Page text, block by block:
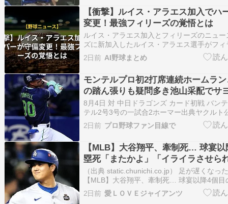
【衝撃】ルイス・アラエス加入でハ
変更！最強フィリーズの覚悟とは
ルイス・アラエス加入とフィリーズのニュ
ズに新加入したルイス・アラエス選手がフ
のデビューを果たし、プレーオフ進出を目
として戦う喜びを語りました。 今回のトレ
いた…
2日前 AI野球まとめ
モンテルプロ初2打席連続ホームラ
の踏ん張りも疑問多き池山采配でサ
8月4日 対 中日ドラゴンズ カード初戦 バン
テル2号3号の一試合2ホーマー出典ヤクルト
2026/08/04 疑問多き池山采配で勝ち試合を
それなりに頑張りましたが、ベンチが足を
2日前 プロ野球ファン目線で
【MLB】大谷翔平、牽制死… 球宴以
塁死「またかよ」「イライラさせら
異変、現地で漏れる落胆の声
（出典 static.chunichi.co.jp） 足が遅くなっ
【MLB】大谷翔平、牽制死… 球宴以降4個目
かよ」「イライラさせられる」 突然の異変
胆の声 [冬月記者★]）1 冬月記者 ★ ：2026/
2日前 愛ＬＯＶＥジャイアンツ